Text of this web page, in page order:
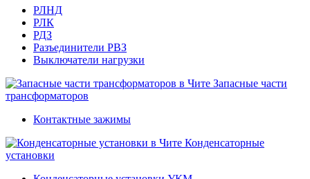
РЛНД
РЛК
РДЗ
Разъединители РВЗ
Выключатели нагрузки
Запасные части
трансформаторов
Контактные зажимы
Конденсаторные
установки